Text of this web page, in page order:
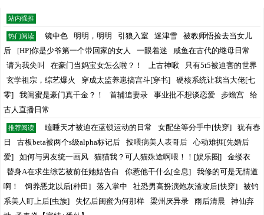
站内强推
热门阅读 镜中色 明明，明明 引狼入室 迷津雪
被教师悟捡去当女儿
后
[HP]你是少爷第一个带回家的女人 一眼着迷
咸鱼在古代的继母日常
请为我尖叫
在豪门当妈宝女怎么啦？！ 上古神啾
只有5t5被迫害的世界
玄学祖宗，综艺爆火
穿成太监养崽搞宫斗[穿书]
硬核系统让我当大佬[七
零]
我闺蜜是豪门真千金？！ 首辅追妻录 事业批不想谈恋爱 步蟾宫
给
古人直播日常
推荐阅读 瞌睡天才被迫在蓝锁运动的日常 女配坐等分手中[快穿]
犹有春
日
古板beta被两个s级alpha标记后 投喂病美人表哥后
心动难捱[先婚后
爱]
如何与男友统一画风 猫猫我？可人猫殊途啊喂！！[娱乐圈]
金缕衣
替身A在求生综艺被前任她姑告白
你惹他干什么[全息]
我修的可是无情道
啊！
饲养恶龙以后[种田] 落入掌中 社恐男高扮演炮灰渣攻后[快穿]
被钓
系美人盯上后[虫族]
失忆后闺蜜为何那样 梁州厌异录 雨后清晨
神仙弃